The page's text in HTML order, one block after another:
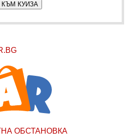
КЪМ КУИЗА
ОБСТАНОВКА